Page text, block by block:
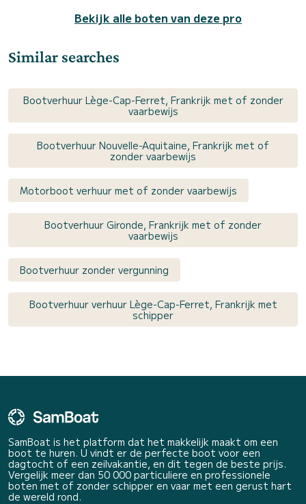
Bekijk alle boten van deze pro
Similar searches
Bootverhuur Lège-Cap-Ferret, Frankrijk met of zonder
vaarbewijs
Bootverhuur Nouvelle-Aquitaine, Frankrijk met of
zonder vaarbewijs
Motorboot verhuur met of zonder vaarbewijs
Bootverhuur Gironde, Frankrijk met of zonder
vaarbewijs
Bootverhuur zonder vergunning
Bootverhuur verhuur Lège-Cap-Ferret, Frankrijk met
schipper
SamBoat is het platform dat het makkelijk maakt om een
boot te huren. U vindt er de perfecte boot voor een
dagtocht of een zeilvakantie, en dit tegen de beste prijs.
Vergelijk meer dan 50 000 particuliere en professionele
boten met of zonder schipper en vaar met een gerust hart
de wereld rond.